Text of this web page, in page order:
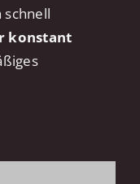
schnell
konstant